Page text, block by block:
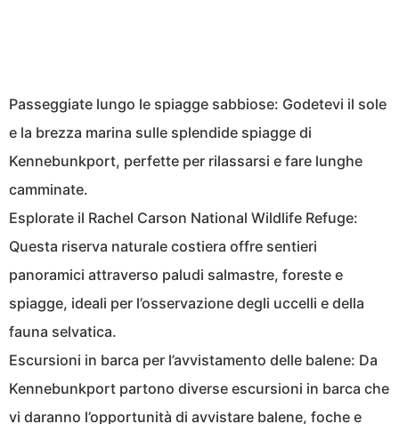
Passeggiate lungo le spiagge sabbiose: Godetevi il sole
e la brezza marina sulle splendide spiagge di
Kennebunkport, perfette per rilassarsi e fare lunghe
camminate.
Esplorate il Rachel Carson National Wildlife Refuge:
Questa riserva naturale costiera offre sentieri
panoramici attraverso paludi salmastre, foreste e
spiagge, ideali per l’osservazione degli uccelli e della
fauna selvatica.
Escursioni in barca per l’avvistamento delle balene: Da
Kennebunkport partono diverse escursioni in barca che
vi daranno l’opportunità di avvistare balene, foche e